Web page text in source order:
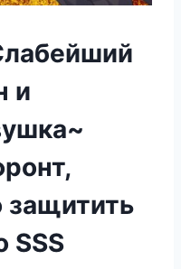
и
защитить
SSS